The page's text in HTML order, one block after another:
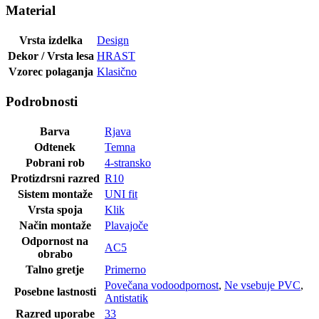
Material
Vrsta izdelka
Design
Dekor / Vrsta lesa HRAST
Vzorec polaganja Klasično
Podrobnosti
Barva
Rjava
Odtenek
Temna
Pobrani rob
4-stransko
Protizdrsni razred R10
Sistem montaže
UNI fit
Vrsta spoja
Klik
Način montaže
Plavajoče
Odpornost na
obrabo
AC5
Talno gretje
Primerno
Posebne lastnosti
Povečana vodoodpornost, Ne vsebuje PVC,
Antistatik
Razred uporabe
33